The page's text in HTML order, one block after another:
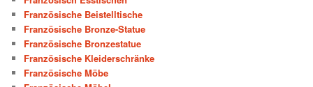
Französische Beistelltische
Französische Bronze-Statue
Französische Bronzestatue
Französische Kleiderschränke
Französische Möbe